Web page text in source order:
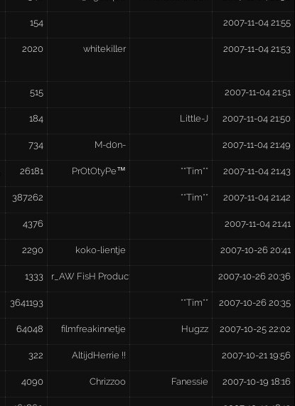
154 2007-11-04 21:55
2020 whitekiller 2007-11-04 21:53
515 2007-11-04 21:51
184 Little-J 2007-11-04 21:50
734 M-d0n- 2007-11-04 21:49
26181 PrOtOtyPe™ **Tim** 2007-11-04 21:43
387262 **Tim** 2007-11-04 21:42
4376 2007-11-04 21:41
2290 koko-lientje 2007-10-26 20:41
1333 r_AW FisH Productions² 2007-10-26 20:36
3641193 **Tim** 2007-10-26 20:35
64048 filmfreakinnetje Hugzz 2007-10-25 22:02
322 AltijdHerrie !! 2007-10-21 19:56
4090 Chrizzoo Fanessie 2007-10-19 18:16